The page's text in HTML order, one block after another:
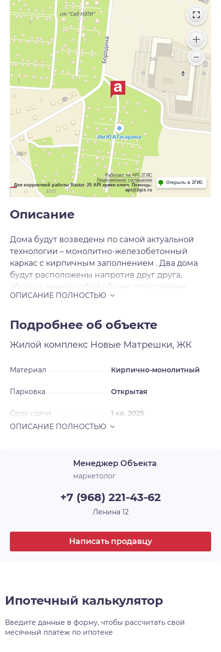
Работает на API 2ГИС
Лицензионное соглашение
Для корректной работы Raster JS API нужен ключ. Помощь:
api@2gis.ru
Открыть в 2ГИС
Описание
Дома будут возведены по самой актуальной
технологии – монолитно-железобетонный
каркас с кирпичным заполнением . Два дома
будут расположены напротив друг друга,
образуя между собой общую придомовую
территорию со своей атмосферой. На первых
коммерческой инфраструктуры. Вокруг домов
предусмотрены парковочные места на 983
автомобиля, за безопасность которых можно не
огорожена по периметру. Готовые квартиры с
застройщика. После получения ключей вы
Застройщик делает ремонт в нейтральном
стиле, который легко переделать под свои
площадки выглядят современно, стильно и
продолжают общую концепцию оформления.
Подробнее об объекте
Жилой комплекс Новые Матрешки, ЖК
Материал Кирпично-монолитный
Парковка Открытая
Срок сдачи 1 кв. 2025
Менеджер Объекта
маркетолог
+7 (968) 221-43-62
Ленина 12
Написать продавцу
Ипотечный калькулятор
Введите данные в форму, чтобы рассчитать свой
месячный платеж по ипотеке